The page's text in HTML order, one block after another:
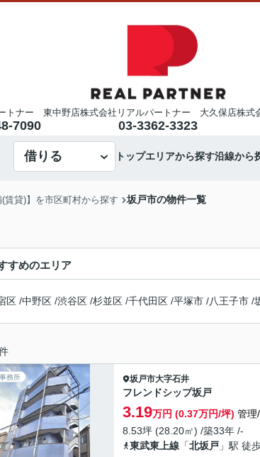
トナー 東中野店
7090
株式会社リアルパートナー 大久保店
03-3362-3323
株式
借りる トップエリアから探す沿線から
(賃貸)】を市区町村から探す 坂戸市の物件一覧
すめのエリア
区 /中野区 /渋谷区 /杉並区 /千代田区 /平塚市 /八王子市 /
務所 坂戸市大字石井
フレンドシップ坂戸
3.19万円 (0.37万円/坪) 管理
8.53坪 (28.20㎡) /築33年 /-
東武東上線 「北坂戸 」駅 徒